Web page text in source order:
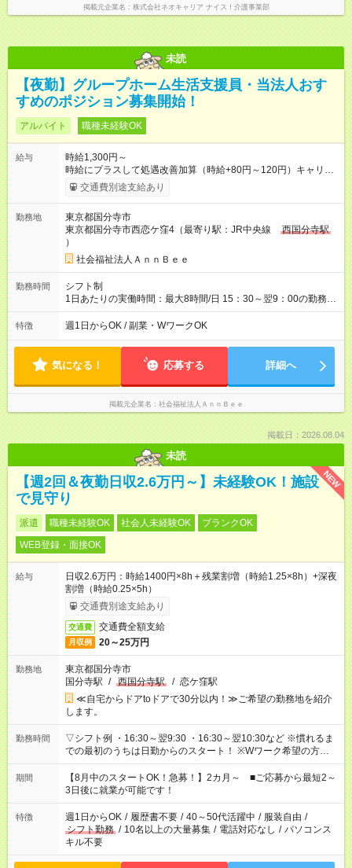
掲載元企業名 株式会社ネオキャリア ナイス！介護事業部
未読
【夜勤】グループホーム生活支援員・当法人おす
すめのポジション募集開始！
アルバイト 職種未経験OK
給与
時給1,300円～
時給にプラスして処遇改善加算（時給+80円～120円）キャリア
に応じて時給が上がります 夜勤研修制度あり。マンツーマン指
導（夜勤研修中は時給1,226円となります） 試用期間は２ヶ月。
あり 試用期間の長さ：2ヶ月 ※ 雇用形態と給与に、本採用時と
異なる部分があります。 雇用形態：本採用時と同じです。 給
与：時給 1,226円以上 夜勤研修制度あり。マンツーマン指導
（夜勤研修中は時給1,226円となります）試用期間は２ヶ月。お
仕事に対するマッチングをみています やってみて合わない場合
はキャンセルできます
交通費別途支給あり
勤務地
東京都国分寺市
東京都国分寺市西恋ケ窪4（最寄り駅：JR中央線
西国分寺駅
）
社会福祉法人ＡｎｎＢｅｅ
勤務時間
シフト制
1日あたりの実働時間：最大8時間/日 15：30～翌9：00の勤務時
間の内、自由に設定できます。 夜間手当22：00～6：00のう
ち、4～5時間分/担当ユニットによります。 シフトは週1日～
け。柔軟に調整できるため、夜の時間を有効活用し、家庭や本
業、プライベートとの両立も抜群です。
特徴 週1日からOK / 副業・WワークOK
気になる！ 応募する 詳細へ
掲載元企業名 社会福祉法人ＡｎｎＢｅｅ
掲載日：2026.08.04
未読
NEW
【週2回＆夜勤日収2.6万円～】未経験OK！施設
で見守り
派遣 職種未経験OK 社会人未経験OK
ブランクOK
WEB登録・面接OK
給与
日収2.6万円：時給1400円×8h＋残業割増（時給1.25×8h）+深夜
割増（時給0.25×5h）
交通費別途支給あり
交通費 交通費全額支給
月収例 20～25万円
勤務地
東京都国分寺市
国分寺駅 / 西国分寺駅 / 恋ケ窪駅
≪自宅からドアtoドアで30分以内！≫ご希望の勤務地を紹介
します。
勤務時間
▽シフト例 ・16:30～翌9:30 ・16:30～翌10:30など ※慣れるま
での最初のうちは日勤からのスタート！ ※Wワーク希望の方へ
今ご覧のお仕事で希望する勤務時間と、もう1つのお仕事の勤務
時間。 合計で週40時間を超える場合は応募できません。
期間
【8月中のスタートOK！急募！】2カ月～ ■ご応募から最短2～
3日後に就業が可能です！
特徴 週1日からOK / 履歴書不要 / 40～50代活躍中 / 服装自由 /
シフト勤務 / 10名以上の大量募集 / 電話対応なし / パソコンス
キル不要